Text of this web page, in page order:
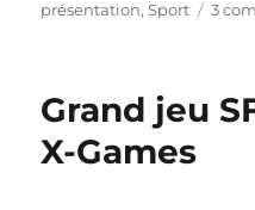
présentation,Sport 3
Grand jeu
X-Games